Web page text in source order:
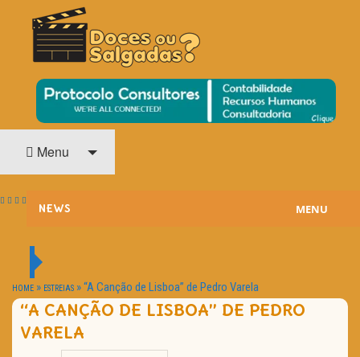
DOCES OU SALGADAS?
O Cinema? Uma Paixão!!
Menu
NEWS
PASSATEMPOS
HOME CINEMA
NOTA PESSOAL
MENU
HOME » ESTREIAS »“A Canção de Lisboa” de Pedro Varela
“A CANÇÃO DE LISBOA” DE PEDRO
VARELA